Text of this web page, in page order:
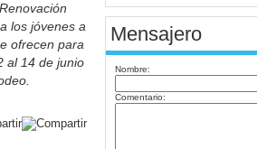
los jóvenes a
ofrecen para
al 14 de junio
Mensajero
Nombre:
Comentario: